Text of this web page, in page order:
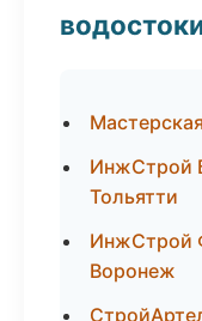
ИнжСтрой
Тольятти
ИнжСтрой
Воронеж